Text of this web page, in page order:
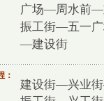
广场—周水前
振工街—五一
—建设街
：
建设街—兴业